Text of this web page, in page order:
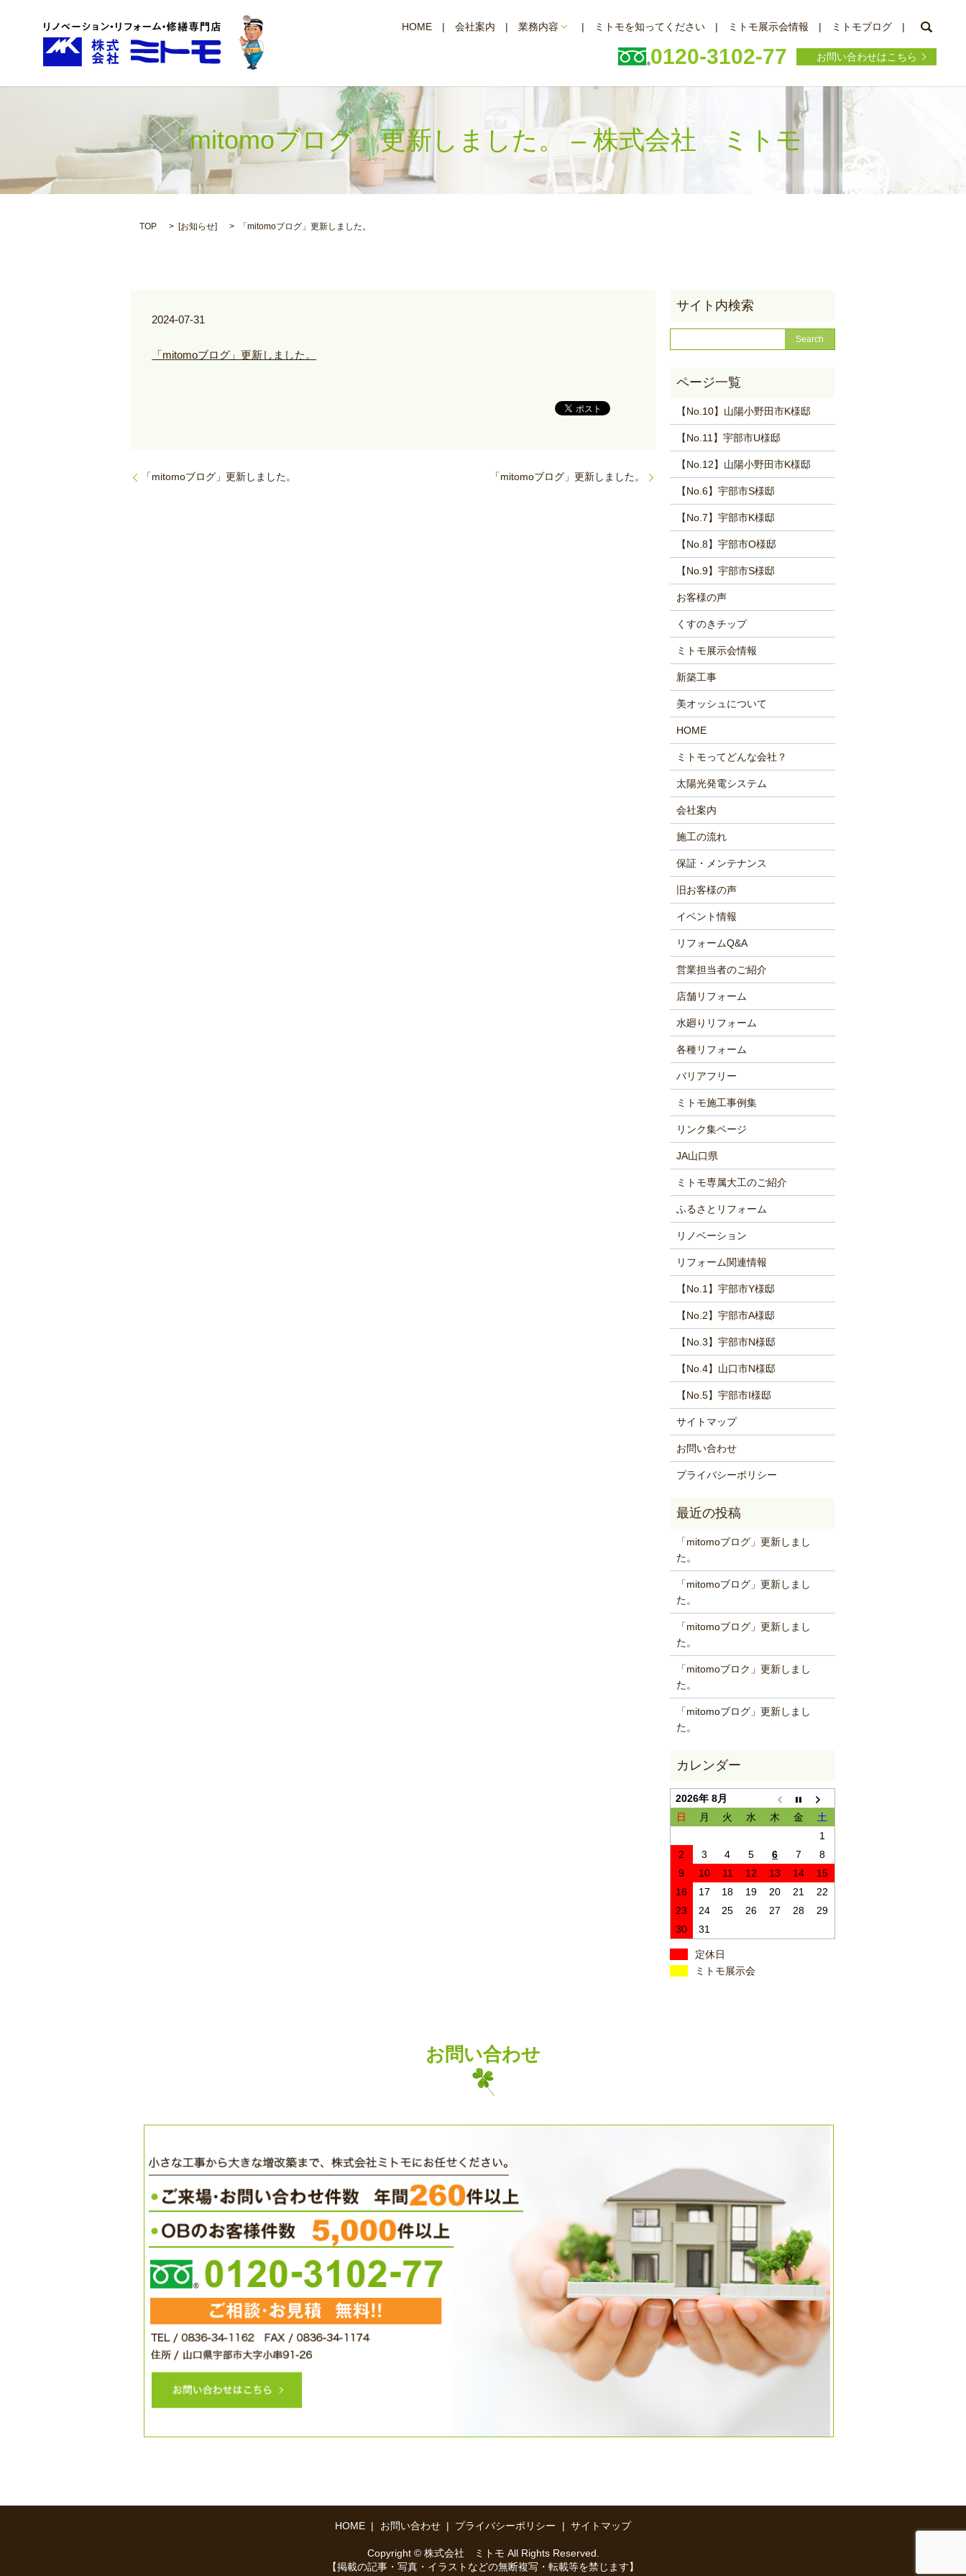
HOME 会社案内 業務内容 ミトモを知ってください ミトモ展示会情報 ミトモブログ
0120-3102-77 お問い合わせはこちら
「mitomoブログ」更新しました。 – 株式会社 ミトモ
TOP [お知らせ] 「mitomoブログ」更新しました。
2024-07-31
「mitomoブログ」更新しました。
「mitomoブログ」更新しました。 「mitomoブログ」更新しました。
【No.10】山陽小野田市K様邸
【No.11】宇部市U様邸
【No.12】山陽小野田市K様邸
【No.6】宇部市S様邸
【No.7】宇部市K様邸
【No.8】宇部市O様邸
【No.9】宇部市S様邸
お客様の声
くすのきチップ
ミトモ展示会情報
新築工事
美オッシュについて
HOME
ミトモってどんな会社？
太陽光発電システム
会社案内
施工の流れ
保証・メンテナンス
旧お客様の声
イベント情報
リフォームQ&A
営業担当者のご紹介
店舗リフォーム
水廻りリフォーム
各種リフォーム
バリアフリー
ミトモ施工事例集
リンク集ページ
JA山口県
ミトモ専属大工のご紹介
ふるさとリフォーム
リノベーション
リフォーム関連情報
【No.1】宇部市Y様邸
【No.2】宇部市A様邸
【No.3】宇部市N様邸
【No.4】山口市N様邸
【No.5】宇部市I様邸
サイトマップ
お問い合わせ
プライバシーポリシー
「mitomoブログ」更新しまし
た。
「mitomoブログ」更新しまし
た。
「mitomoブログ」更新しまし
た。
「mitomoブロク」更新しまし
た。
「mitomoブログ」更新しまし
た。
2026年 8月
日
月 火 水 木 金
土
1
2
3 4 5 6 7
8
9
10 11 12 13 14
15
16
17 18 19 20 21
22
23
24 25 26 27 28
29
30
31
定休日
ミトモ展示会
お問い合わせ
HOME お問い合わせ プライバシーポリシー サイトマップ
Copyright © 株式会社 ミトモ All Rights Reserved.
【掲載の記事・写真・イラストなどの無断複写・転載等を禁じます】